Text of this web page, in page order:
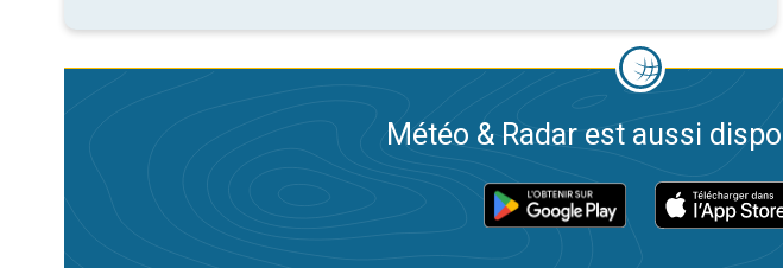
Météo & Radar est aussi